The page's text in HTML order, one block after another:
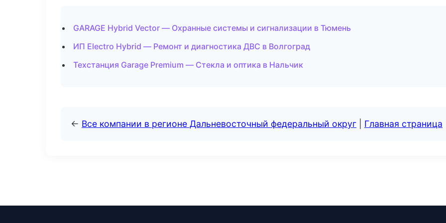
GARAGE Hybrid Vector — Охранные системы и сигнализации в Тюмень
ИП Electro Hybrid — Ремонт и диагностика ДВС в Волгоград
Техстанция Garage Premium — Стекла и оптика в Нальчик
← Все компании в регионе Дальневосточный федеральный округ Главная страница